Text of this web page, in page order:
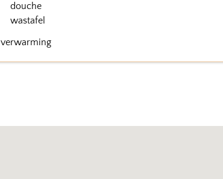
douche
wastafel
verwarming